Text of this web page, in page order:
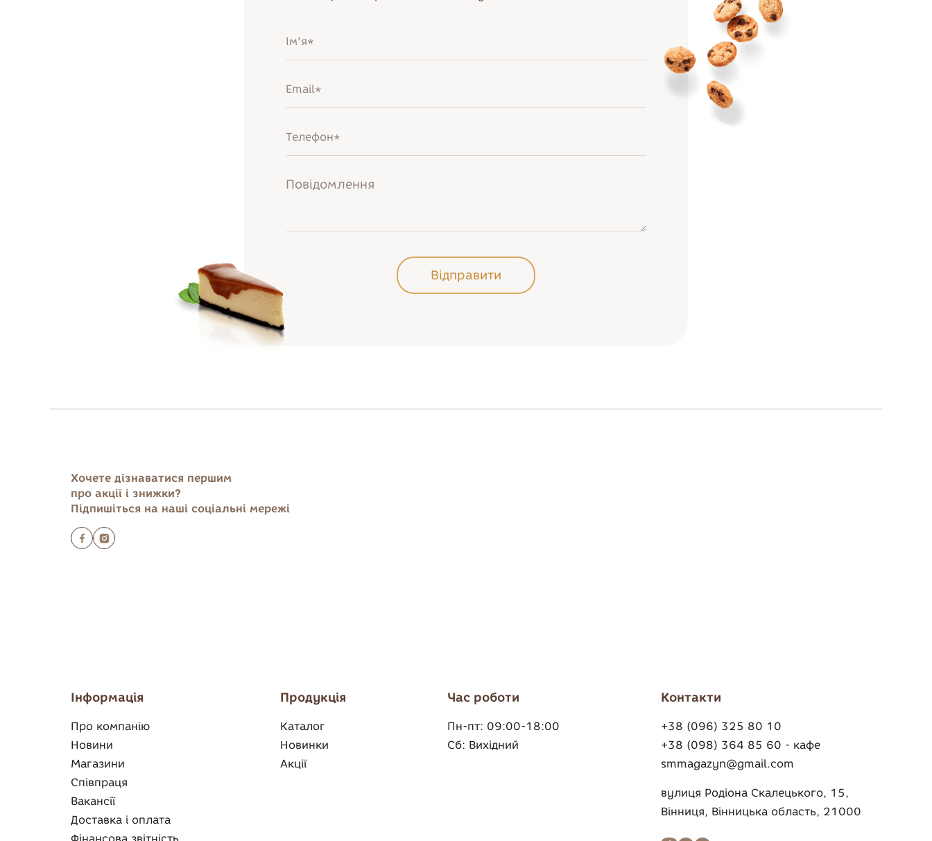
Відправити
Інформація
Про компанію
Новини
Магазини
Співпраця
Вакансії
Доставка і оплата
Продукція
Каталог
Новинки
Акції
Час роботи
Пн-пт: 09:00-18:00
Сб: Вихідний
Контакти
+38 (096) 325 80 10
+38 (098) 364 85 60 - кафе
smmagazyn@gmail.com
вулиця Родіона Скалецького, 15,
Вінниця, Вінницька область, 21000
Хочете дізнаватися першим
про акції і знижки?
Підпишіться на наші соціальні мережі
Увійти